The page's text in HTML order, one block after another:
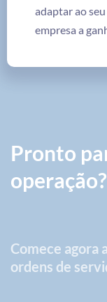
adaptar ao
empresa a
Pronto
operação?
Comece agora
ordens de